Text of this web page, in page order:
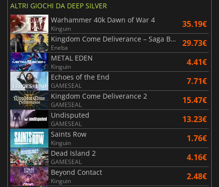
ALTRI GIOCHI DA DEEP SILVER
Warhammer 40k Dawn of War 4
Kinguin 35.19€
Kingdom Come Deliverance – Saga Bundle
Eneba 29.73€
METAL EDEN
Kinguin 4.41€
Echoes of the End
GAMESEAL 7.71€
Kingdom Come Deliverance 2
GAMESEAL 15.47€
Undisputed
GAMESEAL 13.23€
Saints Row
Kinguin 1.76€
Dead Island 2
GAMESEAL 4.16€
Beyond Contact
Kinguin 2.48€